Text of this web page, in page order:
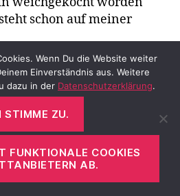
schon auf meiner
Uhr
gut aussieht, ist es ja
Seminaren kommt das bei
gut an. Es bewegt sich
und wirkt dadurch recht
Wenn Du die Website weiter
Einverständnis aus. Weitere
dazu in der Datenschutzerklärung.
STIMME ZU.
FUNKTIONALE COOKIES
AB.